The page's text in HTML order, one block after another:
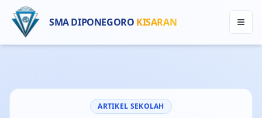
SMA DIPONEGORO KISARAN
ARTIKEL SEKOLAH